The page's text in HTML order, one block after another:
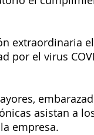
extraordinaria
por el virus
asistan a
empresa.